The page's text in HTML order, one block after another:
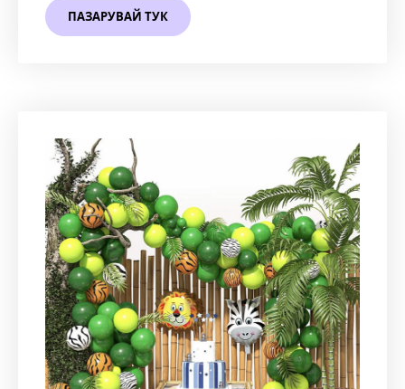
ПАЗАРУВАЙ ТУК